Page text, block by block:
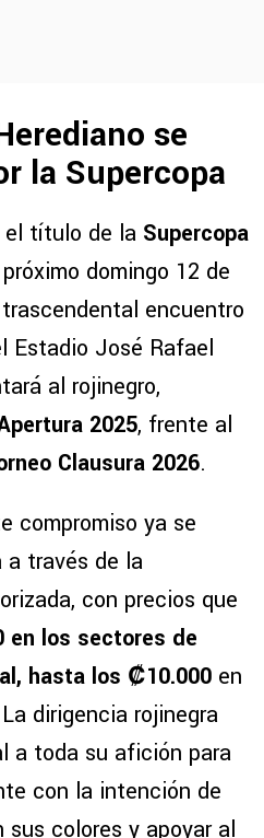
se
la Supercopa
el título de la Supercopa
domingo 12 de
encuentro
Estadio José Rafael
al rojinegro,
2025, frente al
Clausura 2026.
compromiso ya se
través de la
con precios que
en los sectores de
hasta los ₡10.000 en
dirigencia rojinegra
a toda su afición para
con la intención de
colores y apoyar al